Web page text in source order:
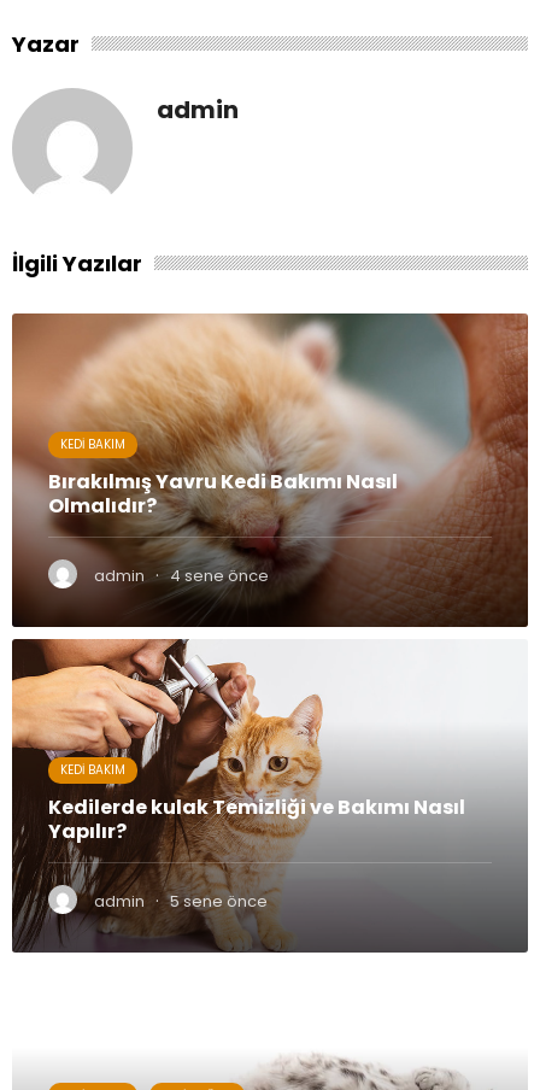
Yazar
admin
İlgili Yazılar
KEDI BAKIM
Bırakılmış Yavru Kedi Bakımı Nasıl
Olmalıdır?
admin · 4 sene önce
KEDI BAKIM
Kedilerde kulak Temizliği ve Bakımı Nasıl
Yapılır?
admin · 5 sene önce